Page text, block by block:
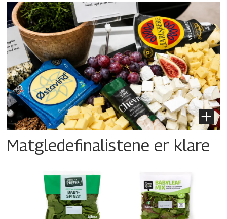
Matgledefinalistene er klare